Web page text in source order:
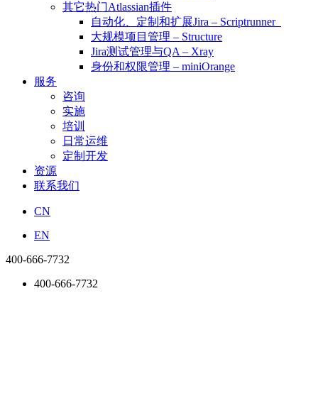
其它热门Atlassian插件
自动化、定制和扩展Jira – Scriptrunner
大规模项目管理 – Structure
Jira测试管理与QA – Xray
身份和权限管理 – miniOrange
服务
咨询
实施
培训
日常运维
定制开发
资源
联系我们
CN
EN
400-666-7732
400-666-7732